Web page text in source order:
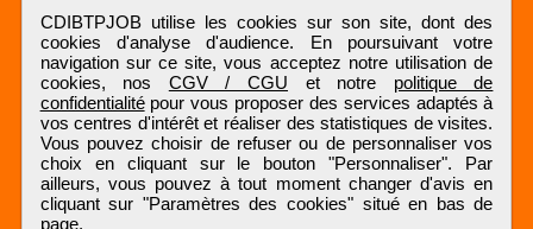
CDIBTPJOB utilise les cookies sur son site, dont des
cookies d'analyse d'audience. En poursuivant votre
navigation sur ce site, vous acceptez notre utilisation de
cookies, nos CGV / CGU et notre politique de
confidentialitépour vous proposer des services adaptés à
vos centres d'intérêt et réaliser des statistiques de visites.
Vous pouvez choisir de refuser ou de personnaliser vos
choix en cliquant sur le bouton "Personnaliser". Par
ailleurs, vous pouvez à tout moment changer d'avis en
cliquant sur "Paramètres des cookies" situé en bas de
page.